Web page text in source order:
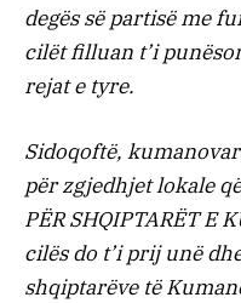
degës së partisë me
cilët filluan t’i
rejat e tyre.
Sidoqoftë,
për zgjedhjet lokale
PËR SHQIPTARËT E
cilës do t’i prij unë
shqiptarëve të